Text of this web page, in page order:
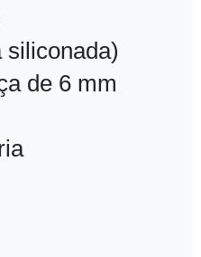
siliconada)
de 6 mm